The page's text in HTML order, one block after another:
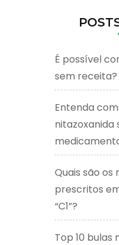
É possível
sem receita?
Entenda
Quais são
prescritos
“C1”?
Top 10 bulas